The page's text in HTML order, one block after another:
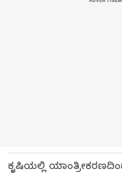
ಕೃಷಿಯಲ್ಲಿ